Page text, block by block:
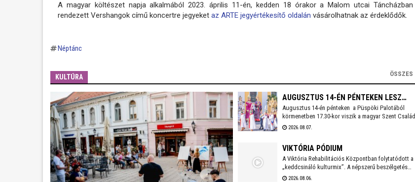
A magyar költészet napja alkalmából 2023. április 11-én, kedden 18 órakor a Malom utcai Táncházban
rendezett Vershangok című koncertre jegyeket az ARTE jegyértékesítő oldalán vásárolhatnak az érdeklődők.
Néptánc
KULTÚRA ÖSSZES
AUGUSZTUS 14-ÉN PÉNTEKEN LESZ
SZÉKESFEHÉRVÁR FOGADALMI
SZENTMISÉJE
Augusztus 14-én pénteken a Püspöki Palotából
körmenetben 17.30-kor viszik a magyar Szent Család
(Szent István, Boldog Gizella, Szent Imre) ereklyéit a
Spányi Antal vezetésével.
2026.08.07.
VIKTÓRIA PÓDIUM
A Viktória Rehabilitációs Központban folytatódott a
„keddcsináló kulturmix”. A népszerű beszélgetés
sorozaton ezúttal is kivételes vendégek tisztelték
2026.08.06.